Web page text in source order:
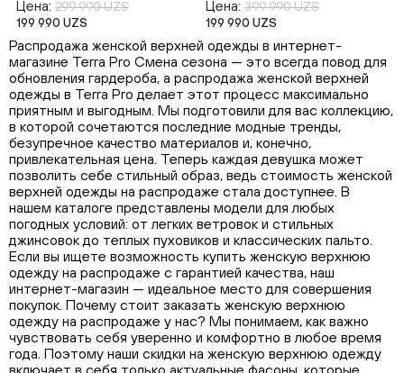
Цена: 299 990 UZS
199 990 UZS
Цена: 399 990 UZS
199 990 UZS
Распродажа женской верхней одежды в интернет-
магазине Terra Pro Смена сезона — это всегда повод для
обновления гардероба, а распродажа женской верхней
одежды в Terra Pro делает этот процесс максимально
приятным и выгодным. Мы подготовили для вас коллекцию,
в которой сочетаются последние модные тренды,
безупречное качество материалов и, конечно,
привлекательная цена. Теперь каждая девушка может
позволить себе стильный образ, ведь стоимость женской
верхней одежды на распродаже стала доступнее. В
нашем каталоге представлены модели для любых
погодных условий: от легких ветровок и стильных
джинсовок до теплых пуховиков и классических пальто.
Если вы ищете возможность купить женскую верхнюю
одежду на распродаже с гарантией качества, наш
интернет-магазин — идеальное место для совершения
покупок. Почему стоит заказать женскую верхнюю
одежду на распродаже у нас? Мы понимаем, как важно
чувствовать себя уверенно и комфортно в любое время
года. Поэтому наши скидки на женскую верхнюю одежду
включает в себя только актуальные фасоны, которые